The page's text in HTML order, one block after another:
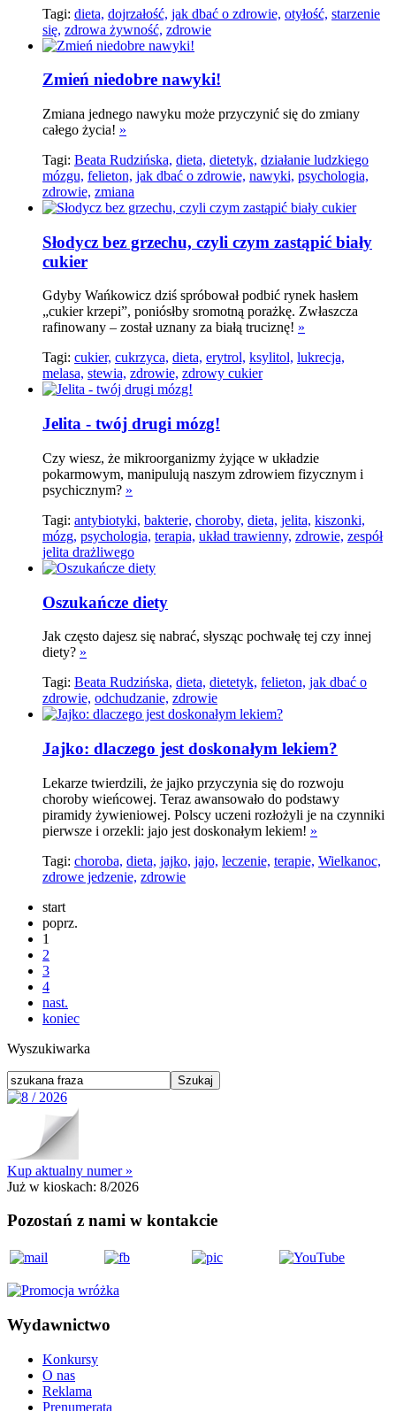
Tagi: dieta, dojrzałość, jak dbać o zdrowie, otyłość, starzenie
się, zdrowa żywność, zdrowie
Zmień niedobre nawyki!
Zmiana jednego nawyku może przyczynić się do zmiany
całego życia! »
Tagi: Beata Rudzińska, dieta, dietetyk, działanie ludzkiego
mózgu, felieton, jak dbać o zdrowie, nawyki, psychologia,
zdrowie, zmiana
Słodycz bez grzechu, czyli czym zastąpić biały
cukier
Gdyby Wańkowicz dziś spróbował podbić rynek hasłem
„cukier krzepi”, poniósłby sromotną porażkę. Zwłaszcza
rafinowany – został uznany za białą truciznę! »
Tagi: cukier, cukrzyca, dieta, erytrol, ksylitol, lukrecja,
melasa, stewia, zdrowie, zdrowy cukier
Jelita - twój drugi mózg!
Czy wiesz, że mikroorganizmy żyjące w układzie
pokarmowym, manipulują naszym zdrowiem fizycznym i
psychicznym? »
Tagi: antybiotyki, bakterie, choroby, dieta, jelita, kiszonki,
mózg, psychologia, terapia, układ trawienny, zdrowie, zespół
jelita drażliwego
Oszukańcze diety
Jak często dajesz się nabrać, słysząc pochwałę tej czy innej
diety? »
Tagi: Beata Rudzińska, dieta, dietetyk, felieton, jak dbać o
zdrowie, odchudzanie, zdrowie
Jajko: dlaczego jest doskonałym lekiem?
Lekarze twierdzili, że jajko przyczynia się do rozwoju
choroby wieńcowej. Teraz awansowało do podstawy
piramidy żywieniowej. Polscy uczeni rozłożyli je na czynniki
pierwsze i orzekli: jajo jest doskonałym lekiem! »
Tagi: choroba, dieta, jajko, jajo, leczenie, terapie, Wielkanoc,
zdrowe jedzenie, zdrowie
start
poprz.
1
2
3
4
nast.
koniec
Wyszukiwarka
Kup aktualny numer »
Już w kioskach: 8/2026
Pozostań z nami w kontakcie
Wydawnictwo
Konkursy
O nas
Reklama
Prenumerata